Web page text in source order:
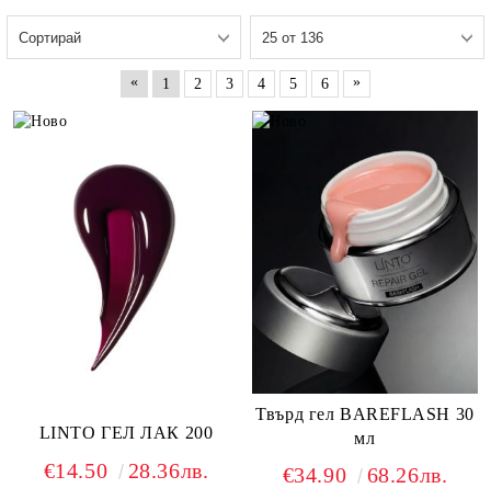
« 1 2 3 4 5 6 »
LINTO ГЕЛ ЛАК 200
€14.50 28.36лв.
Твърд гел BAREFLASH 30
мл
€34.90 68.26лв.